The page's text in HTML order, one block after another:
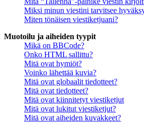
Miksi minun viestini tarvitsee
Miten tönäisen viestiketjuani?
Muotoilu ja aiheiden tyypit
Mikä on BBCode?
Onko HTML sallittu?
Mitä ovat hymiöt?
Voinko lähettää kuvia?
Mitä ovat globaalit tiedotteet?
Mitä ovat tiedotteet?
Mitä ovat kiinnitetyt viestiketjut
Mitä ovat lukitut viestiketjut?
Mitä ovat aiheiden kuvakkeet?